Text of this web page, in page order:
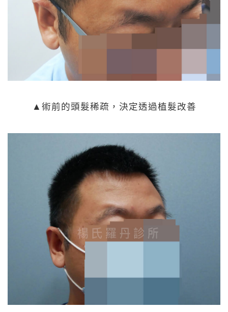
▲術前的頭髮稀疏，決定透過植髮改善